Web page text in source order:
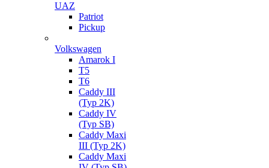
UAZ
Patriot
Pickup
Volkswagen
Amarok I
T5
T6
Caddy III
(Typ 2K)
Caddy IV
(Typ SB)
Caddy Maxi
III (Typ 2K)
Caddy Maxi